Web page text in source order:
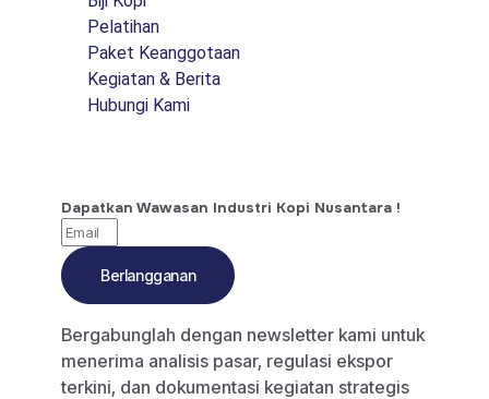
Pelatihan
Paket Keanggotaan
Kegiatan & Berita
Hubungi Kami
Dapatkan Wawasan Industri Kopi Nusantara !
Berlangganan
Bergabunglah dengan newsletter kami untuk
menerima analisis pasar, regulasi ekspor
terkini, dan dokumentasi kegiatan strategis